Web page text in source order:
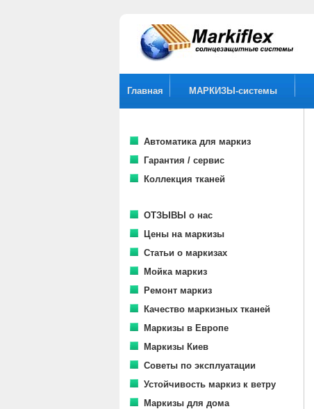
Главная МАРКИЗЫ-системы
Автоматика для маркиз
Гарантия / сервис
Коллекция тканей
ОТЗЫВЫ о нас
Цены на маркизы
Статьи о маркизах
Мойка маркиз
Ремонт маркиз
Качество маркизных тканей
Маркизы в Европе
Маркизы Киев
Советы по эксплуатации
Устойчивость маркиз к ветру
Маркизы для дома